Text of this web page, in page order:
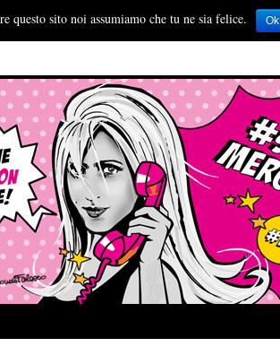
questo sito noi assumiamo che tu ne sia felice. Ok